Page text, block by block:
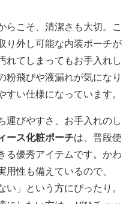
らこそ、清潔さも大切。こ
り外し可能な内装ポーチが
てしまってもお手入れし
粉飛びや液漏れが気になり
い仕様になっています。
運びやすさ、お手入れのし
ース化粧ポーチは、普段使
る優秀アイテムです。かわ
用性も備えているので、
い」という方にぴったり。